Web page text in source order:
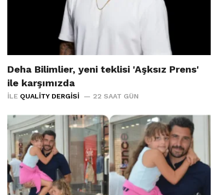
Deha Bilimlier, yeni teklisi 'Aşksız Prens'
ile karşımızda
İLE QUALITY DERGISI 22 SAAT GÜN